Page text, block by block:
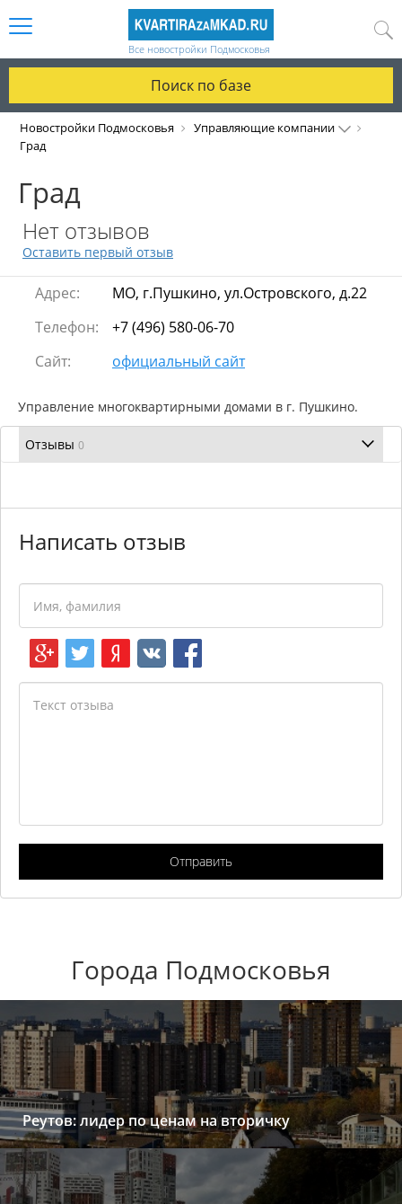
Все новостройки Подмосковья
Поиск по базе
Новостройки Подмосковья
Управляющие компании
Град
Град
Нет отзывов
Оставить первый отзыв
Адрес:
МО, г.Пушкино, ул.Островского, д.22
Телефон:
+7 (496) 580-06-70
Сайт:
официальный сайт
Управление многоквартирными домами в г. Пушкино.
Отзывы 0
Написать отзыв
Отправить
Города Подмосковья
Реутов: лидер по ценам на вторичку